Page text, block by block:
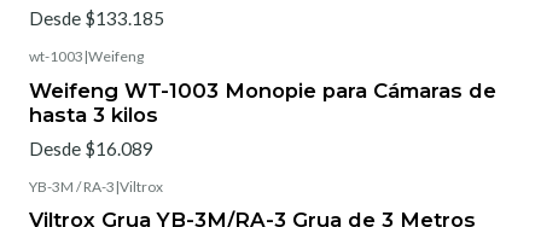
Desde $133.185
wt-1003 |Weifeng
Weifeng WT-1003 Monopie para Cámaras de
hasta 3 kilos
Desde $16.089
YB-3M / RA-3 |Viltrox
Viltrox Grua YB-3M/RA-3 Grua de 3 Metros